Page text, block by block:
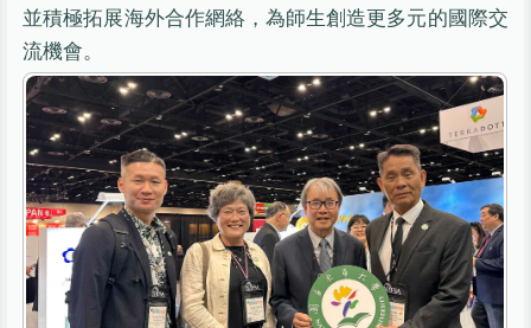
並積極拓展海外合作網絡，為師生創造更多元的國際交
流機會。